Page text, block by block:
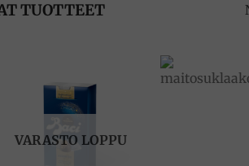
TUOTTEET
wishlist
VARASTO LOPPU